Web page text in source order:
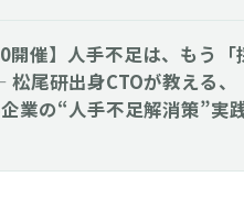
開催】人手不足は、もう「
尾研出身CTOが教える、
業の“人手不足解消策”実